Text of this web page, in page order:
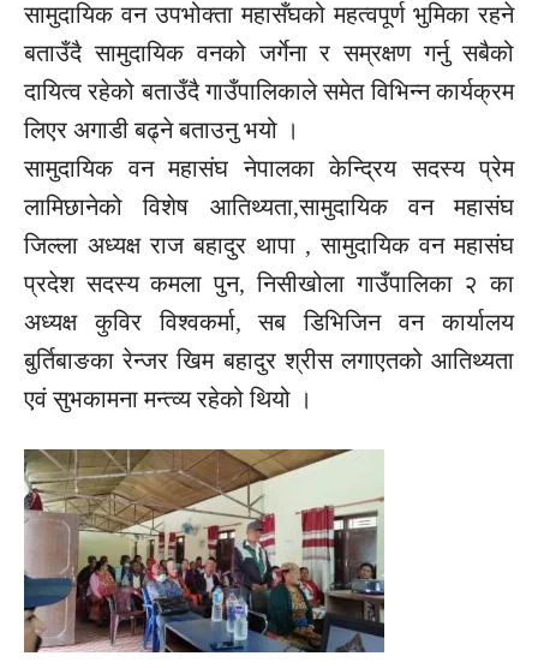
सामुदायिक वन उपभोक्ता महासँघको महत्वपूर्ण भुमिका रहने
बताउँदै सामुदायिक वनको जर्गेना र सम्रक्षण गर्नु सबैको
दायित्व रहेको बताउँदै गाउँपालिकाले समेत विभिन्न कार्यक्रम
लिएर अगाडी बढ्ने बताउनु भयो ।
सामुदायिक वन महासंघ नेपालका केन्द्रिय सदस्य प्रेम
लामिछानेको विशेष आतिथ्यता,सामुदायिक वन महासंघ
जिल्ला अध्यक्ष राज बहादुर थापा , सामुदायिक वन महासंघ
प्रदेश सदस्य कमला पुन, निसीखोला गाउँपालिका २ का
अध्यक्ष कुविर विश्वकर्मा, सब डिभिजिन वन कार्यालय
बुर्तिबाङका रेन्जर खिम बहादुर श्रीस लगाएतको आतिथ्यता
एवं सुभकामना मन्त्व्य रहेको थियो ।